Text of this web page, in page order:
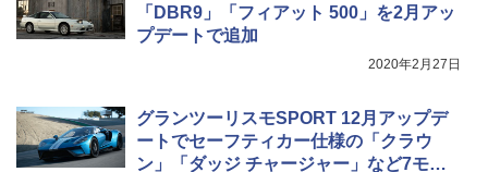
「DBR9」「フィアット 500」を2月アッ
プデートで追加
2020年2月27日
グランツーリスモSPORT 12月アップデ
ートでセーフティカー仕様の「クラウ
ン」「ダッジ チャージャー」など7モデ